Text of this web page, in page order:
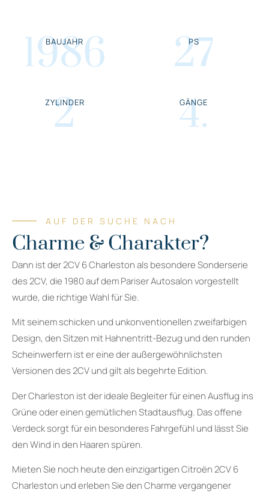
1986
BAUJAHR 27
PS
2
ZYLINDER 4.
GÄNGE
AUF DER SUCHE NACH
Charme & Charakter?
Dann ist der 2CV 6 Charleston als besondere Sonderserie
des 2CV, die 1980 auf dem Pariser Autosalon vorgestellt
wurde, die richtige Wahl für Sie.
Mit seinem schicken und unkonventionellen zweifarbigen
Design, den Sitzen mit Hahnentritt-Bezug und den runden
Scheinwerfern ist er eine der außergewöhnlichsten
Versionen des 2CV und gilt als begehrte Edition.
Der Charleston ist der ideale Begleiter für einen Ausflug ins
Grüne oder einen gemütlichen Stadtausflug. Das offene
Verdeck sorgt für ein besonderes Fahrgefühl und lässt Sie
den Wind in den Haaren spüren.
Mieten Sie noch heute den einzigartigen Citroën 2CV 6
Charleston und erleben Sie den Charme vergangener